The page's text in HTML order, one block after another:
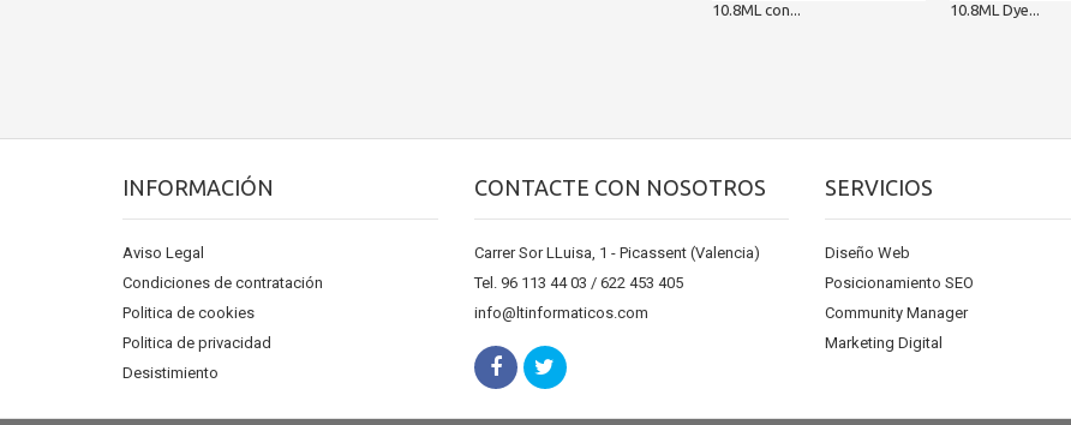
10.8ML con... 10.8ML Dye...
INFORMACIÓN
Aviso Legal
Condiciones de contratación
Politica de cookies
Politica de privacidad
Desistimiento
CONTACTE CON NOSOTROS
Carrer Sor LLuisa, 1 - Picassent (Valencia)
Tel. 96 113 44 03 / 622 453 405
info@ltinformaticos.com
SERVICIOS
Diseño Web
Posicionamiento SEO
Community Manager
Marketing Digital